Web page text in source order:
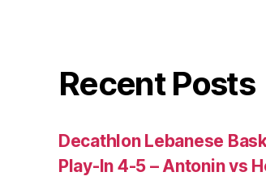
Recent Posts
Decathlon Lebanese
Play-In 4-5 – Antonin vs